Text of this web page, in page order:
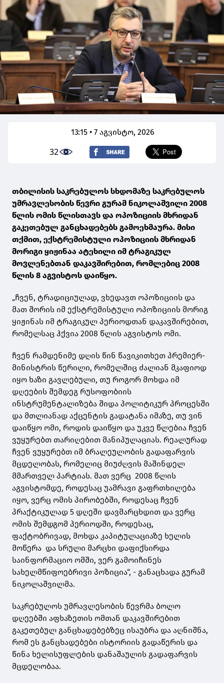
13:15 • 7 აგვისტო, 2026
32
თბილისის საკრებულოს სხდომაზე საკრებულოს
უმრავლესობის წევრი გურამ ნიკოლაშვილი 2008
წლის ომის წლისთავს და ოპოზიციის მხრიდან
გაკეთებულ განცხადებებს გამოეხმაურა. მისი
თქმით, ექსტრემისტული ოპოზიციის მხრიდან
მორიგი ყიჟინაა ატეხილი იმ ტრაგიკულ
მოვლენებთან დაკავშირებით, რომლებიც 2008
წლის 8 აგვისტოს დაიწყო.
„ჩვენ, ტრადიციულად, ვხედავთ ოპოზიციის და
მათ შორის იმ ექსტრემისტული ოპოზიციის მორიგ
ყიჟინას იმ ტრაგიკულ პერიოდთან დაკავშირებით,
რომელსაც ჰქვია 2008 წლის აგვისტოს ომი.
ჩვენ რამდენიმე დღის წინ წავიკითხეთ პრემიერ-
მინისტრის წერილი, რომელშიც ძალიან მკაფიოდ
იყო ხაზი გავლებული, თუ როგორ მოხდა იმ
დღეების შემდეგ რუსოფობიის
ინსტრუმენტალიზება შიდა პოლიტიკურ პროცესში
და მთლიანად აქცენტის გადატანა იმაზე, თუ ვინ
დაიწყო ომი, როდის დაიწყო და უკვე წლებია ჩვენ
ვუყურებთ თარიღებით მანიპულაციას. რეალურად
ჩვენ ვუყურებთ იმ ბრალეულობის გადაფარვის
მცდელობას, რომელიც მიუძღვის მაშინდელ
მმართველ პარტიას. მათ ვერც 2008 წლის
აგვისტომდე, როდესაც უამრავი გაფრთხილება
იყო, ვერც ომის პირობებში, როდესაც ჩვენ
პრაქტიკულად 5 დღეში დავმარცხდით და ვერც
ომის შემდგომ პერიოდში, როდესაც,
ფაქტობრივად, მოხდა კაპიტულაციაზე ხელის
მოწერა და სრული მარცხი დაფიქსირდა
საინფორმაციო ომში, ვერ გამოიჩინეს
სახელმწიფოებრივი პოზიცია“, - განაცხადა გურამ
ნიკოლაშვილმა.
საკრებულოს უმრავლესობის წევრმა ბოლო
დღეებში აფხაზეთის ომთან დაკავშირებით
გაკეთებულ განცხადებებზეც ისაუბრა და აღნიშნა,
რომ ეს განცხადებები ისტორიის გადაწერის და
წინა ხელისუფლების დანაშაულის გადაფარვის
მცდელობაა.